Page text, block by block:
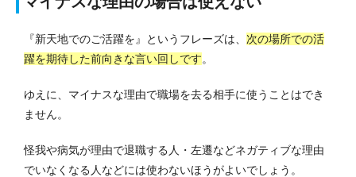
『新天地でのご活躍を』というフレーズは、 次の場所での活
躍を期待した前向きな言い回しです。
ゆえに、マイナスな理由で職場を去る相手に使うことはでき
ません。
怪我や病気が理由で退職する人・左遷などネガティブな理由
でいなくなる人などには使わないほうがよいでしょう。